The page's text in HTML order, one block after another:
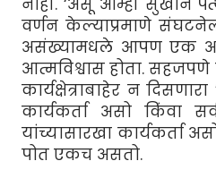
नाही. ‘असू आम्ही सुखाने
वर्णन केल्याप्रमाणे
असंख्यामधले आपण एक
आत्मविश्वास होता.
कार्यक्षेत्राबाहेर न
कार्यकर्ता असो किंवा
यांच्यासारखा कार्यकर्ता
पोत एकच असतो.